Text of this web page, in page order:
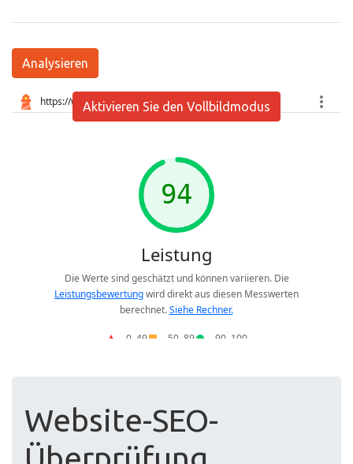
Analysieren
Aktivieren Sie den Vollbildmodus
Website-SEO-